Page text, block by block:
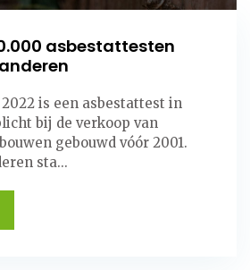
asbestattesten
is een asbestattest in
bij de verkoop van
gebouwd vóór 2001.
sta...